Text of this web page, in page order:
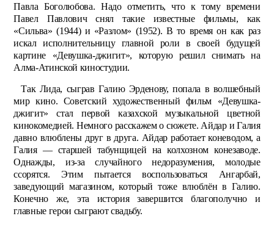
Павла Боголюбова. Надо отметить, что к тому времени
Павел Павлович снял такие известные фильмы, как
«Сильва» (1944) и «Разлом» (1952). В то время он как раз
искал исполнительницу главной роли в своей будущей
картине «Девушка-джигит», которую решил снимать на
Алма-Атинской киностудии.
Так Лида, сыграв Галию Эрденову, попала в волшебный
мир кино. Советский художественный фильм «Девушка-
джигит» стал первой казахской музыкальной цветной
кинокомедией. Немного расскажем о сюжете. Айдар и Галия
давно влюблены друг в друга. Айдар работает коневодом, а
Галия — старшей табунщицей на колхозном конезаводе.
Однажды, из-за случайного недоразумения, молодые
ссорятся. Этим пытается воспользоваться Ангарбай,
заведующий магазином, который тоже влюблён в Галию.
Конечно же, эта история завершится благополучно и
главные герои сыграют свадьбу.